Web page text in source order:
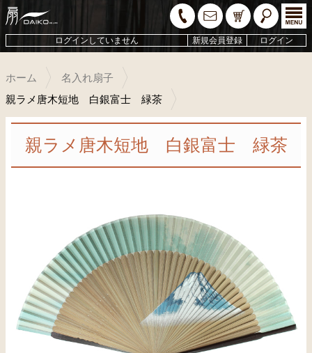
ログインしていません 新規会員登録 ログイン
ホーム
名入れ扇子
親ラメ唐木短地 白銀富士 緑茶
親ラメ唐木短地 白銀富士 緑茶